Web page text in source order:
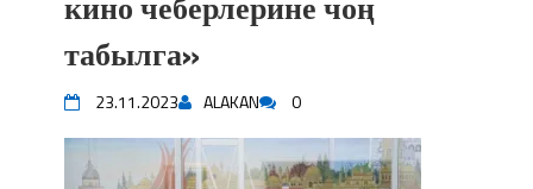
табылга»
23.11.2023 ALAKAN 0